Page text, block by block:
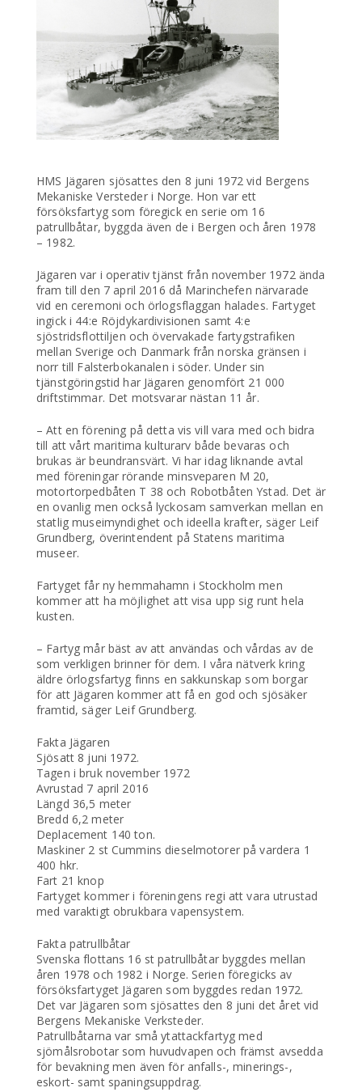
HMS Jägaren sjösattes den 8 juni 1972 vid Bergens
Mekaniske Versteder i Norge. Hon var ett
försöksfartyg som föregick en serie om 16
patrullbåtar, byggda även de i Bergen och åren 1978
– 1982.
Jägaren var i operativ tjänst från november 1972 ända
fram till den 7 april 2016 då Marinchefen närvarade
vid en ceremoni och örlogsflaggan halades. Fartyget
ingick i 44:e Röjdykardivisionen samt 4:e
sjöstridsflottiljen och övervakade fartygstrafiken
mellan Sverige och Danmark från norska gränsen i
norr till Falsterbokanalen i söder. Under sin
tjänstgöringstid har Jägaren genomfört 21 000
driftstimmar. Det motsvarar nästan 11 år.
– Att en förening på detta vis vill vara med och bidra
till att vårt maritima kulturarv både bevaras och
brukas är beundransvärt. Vi har idag liknande avtal
med föreningar rörande minsveparen M 20,
motortorpedbåten T 38 och Robotbåten Ystad. Det är
en ovanlig men också lyckosam samverkan mellan en
statlig museimyndighet och ideella krafter, säger Leif
Grundberg, överintendent på Statens maritima
museer.
Fartyget får ny hemmahamn i Stockholm men
kommer att ha möjlighet att visa upp sig runt hela
kusten.
– Fartyg mår bäst av att användas och vårdas av de
som verkligen brinner för dem. I våra nätverk kring
äldre örlogsfartyg finns en sakkunskap som borgar
för att Jägaren kommer att få en god och sjösäker
framtid, säger Leif Grundberg.
Fakta Jägaren
Sjösatt 8 juni 1972.
Tagen i bruk november 1972
Avrustad 7 april 2016
Längd 36,5 meter
Bredd 6,2 meter
Deplacement 140 ton.
Maskiner 2 st Cummins dieselmotorer på vardera 1
400 hkr.
Fart 21 knop
Fartyget kommer i föreningens regi att vara utrustad
med varaktigt obrukbara vapensystem.
Fakta patrullbåtar
Svenska flottans 16 st patrullbåtar byggdes mellan
åren 1978 och 1982 i Norge. Serien föregicks av
försöksfartyget Jägaren som byggdes redan 1972.
Det var Jägaren som sjösattes den 8 juni det året vid
Bergens Mekaniske Verksteder.
Patrullbåtarna var små ytattackfartyg med
sjömålsrobotar som huvudvapen och främst avsedda
för bevakning men även för anfalls-, minerings-,
eskort- samt spaningsuppdrag.